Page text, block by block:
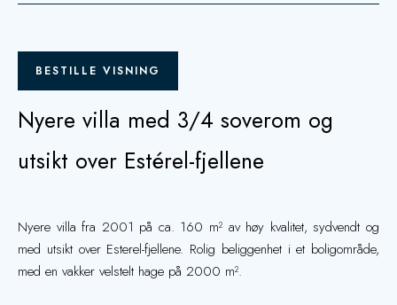
BESTILLE VISNING
Nyere villa med 3/4 soverom og
utsikt over Estérel-fjellene
Nyere villa fra 2001 på ca. 160 m² av høy kvalitet, sydvendt og
med utsikt over Esterel-fjellene. Rolig beliggenhet i et boligområde,
med en vakker velstelt hage på 2000 m².